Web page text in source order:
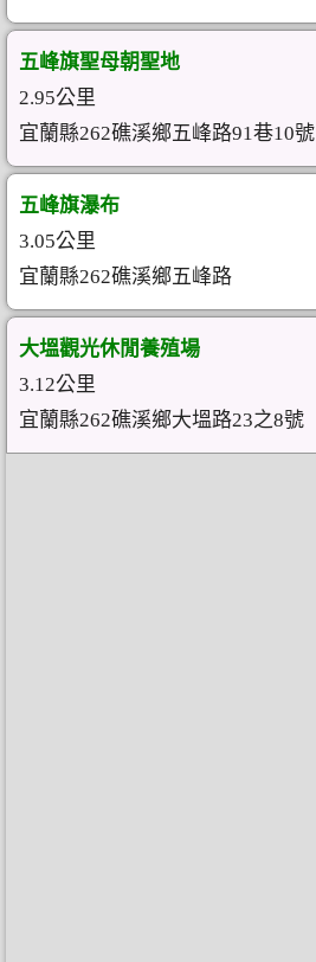
五峰旗聖母朝聖地
2.95公里
宜蘭縣262礁溪鄉五峰路91巷10號
五峰旗瀑布
3.05公里
宜蘭縣262礁溪鄉五峰路
大塭觀光休閒養殖場
3.12公里
宜蘭縣262礁溪鄉大塭路23之8號